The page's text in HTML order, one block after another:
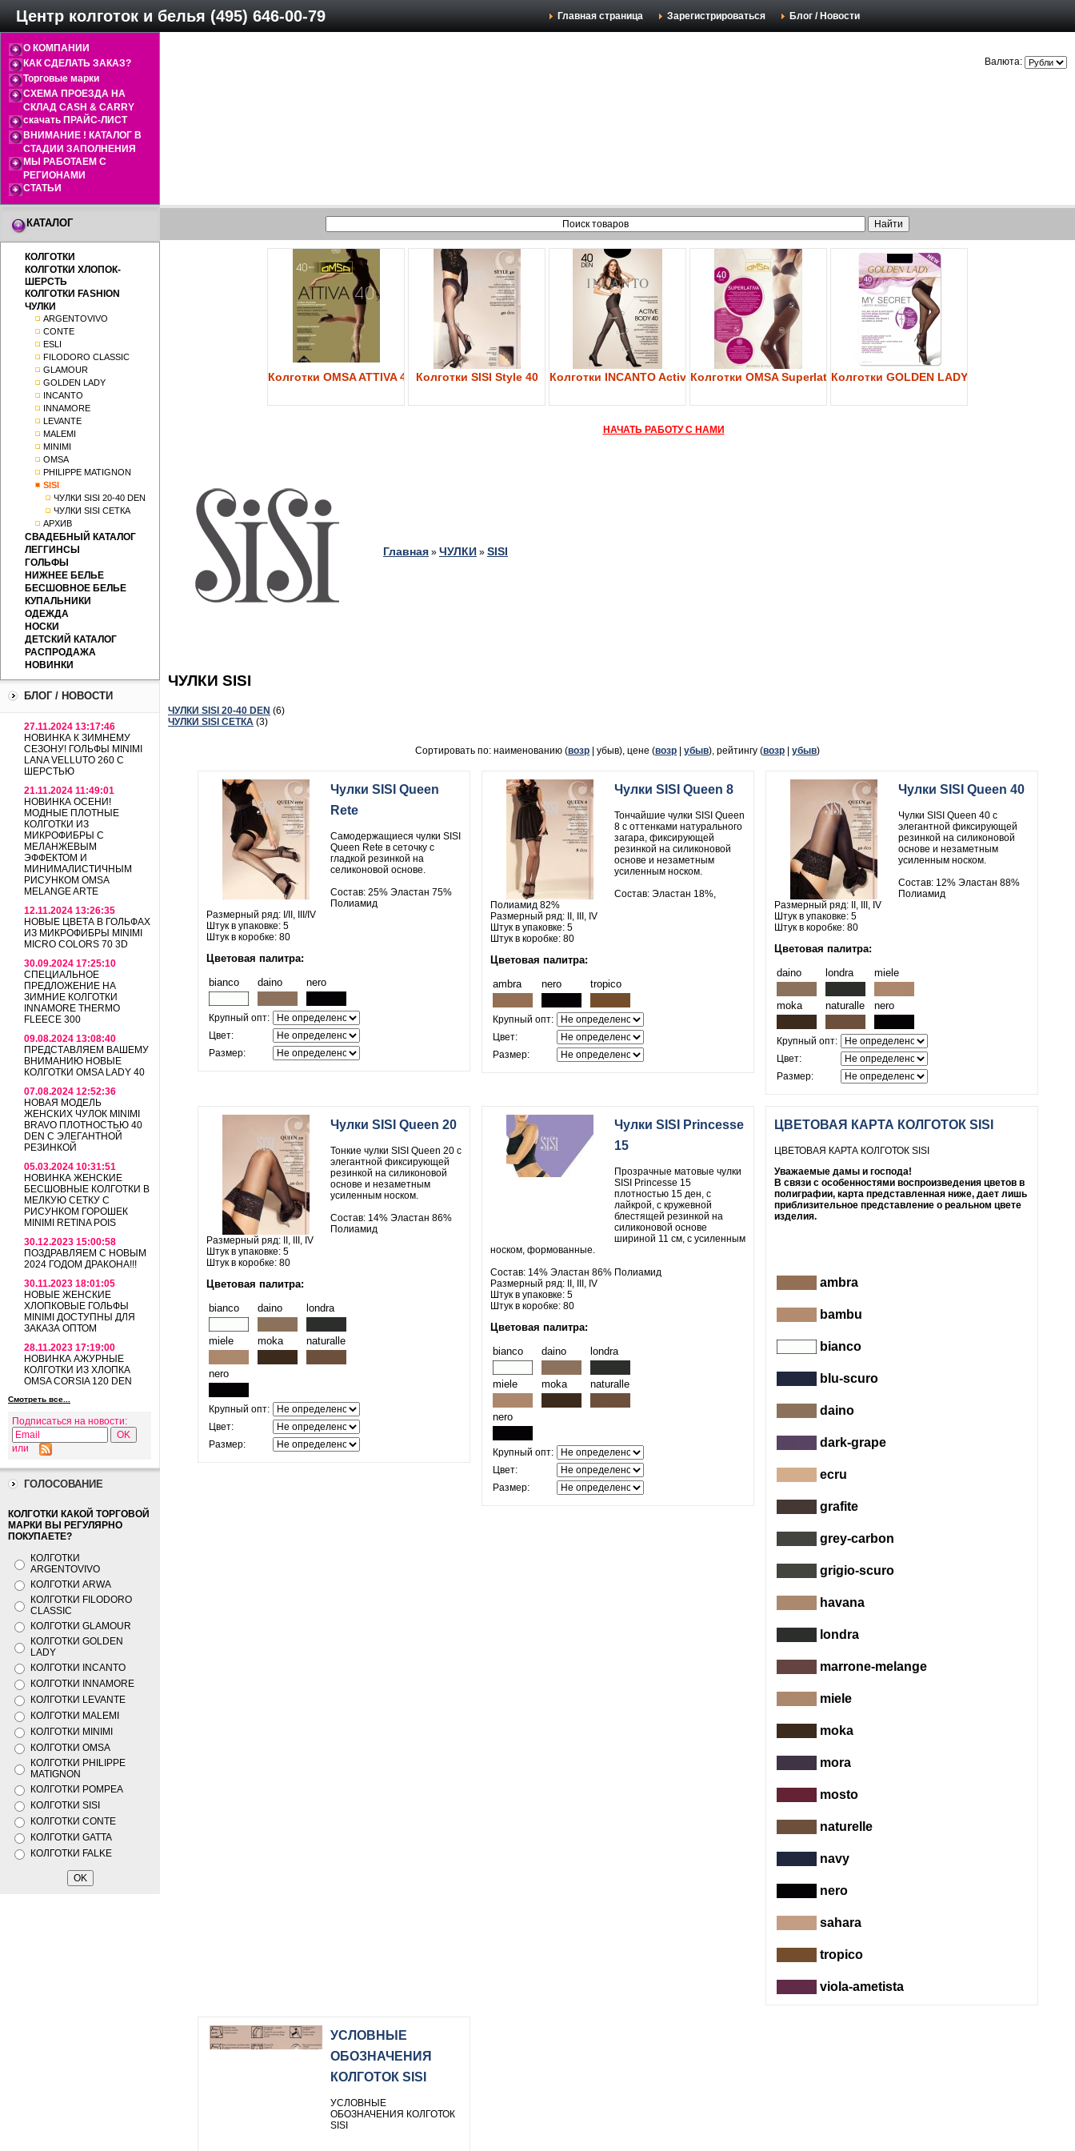
Центр колготок и белья (495) 646-00-79 Главная страница Зарегистрироваться Блог / Новости
О КОМПАНИИ
КАК СДЕЛАТЬ ЗАКАЗ?
Торговые марки
СХЕМА ПРОЕЗДА НА
СКЛАД CASH & CARRY
скачать ПРАЙС-ЛИСТ
ВНИМАНИЕ ! КАТАЛОГ В
СТАДИИ ЗАПОЛНЕНИЯ
МЫ РАБОТАЕМ С
РЕГИОНАМИ
СТАТЬИ
Валюта:
КАТАЛОГ
КОЛГОТКИ
КОЛГОТКИ ХЛОПОК-
ШЕРСТЬ
КОЛГОТКИ FASHION
ЧУЛКИ
ARGENTOVIVO
CONTE
ESLI
FILODORO CLASSIC
GLAMOUR
GOLDEN LADY
INCANTO
INNAMORE
LEVANTE
MALEMI
MINIMI
OMSA
PHILIPPE MATIGNON
SISI
ЧУЛКИ SISI 20-40 DEN
ЧУЛКИ SISI СЕТКА
АРХИВ
СВАДЕБНЫЙ КАТАЛОГ
ЛЕГГИНСЫ
ГОЛЬФЫ
НИЖНЕЕ БЕЛЬЕ
БЕСШОВНОЕ БЕЛЬЕ
КУПАЛЬНИКИ
ОДЕЖДА
НОСКИ
ДЕТСКИЙ КАТАЛОГ
РАСПРОДАЖА
НОВИНКИ
БЛОГ / НОВОСТИ
27.11.2024 13:17:46
НОВИНКА К ЗИМНЕМУ
СЕЗОНУ! ГОЛЬФЫ MINIMI
LANA VELLUTO 260 С
ШЕРСТЬЮ
21.11.2024 11:49:01
НОВИНКА ОСЕНИ!
МОДНЫЕ ПЛОТНЫЕ
КОЛГОТКИ ИЗ
МИКРОФИБРЫ С
МЕЛАНЖЕВЫМ
ЭФФЕКТОМ И
МИНИМАЛИСТИЧНЫМ
РИСУНКОМ OMSA
MELANGE ARTE
12.11.2024 13:26:35
НОВЫЕ ЦВЕТА В ГОЛЬФАХ
ИЗ МИКРОФИБРЫ MINIMI
MICRO COLORS 70 3D
30.09.2024 17:25:10
СПЕЦИАЛЬНОЕ
ПРЕДЛОЖЕНИЕ НА
ЗИМНИЕ КОЛГОТКИ
INNAMORE THERMO
FLEECE 300
09.08.2024 13:08:40
ПРЕДСТАВЛЯЕМ ВАШЕМУ
ВНИМАНИЮ НОВЫЕ
КОЛГОТКИ OMSA LADY 40
07.08.2024 12:52:36
НОВАЯ МОДЕЛЬ
ЖЕНСКИХ ЧУЛОК MINIMI
BRAVO ПЛОТНОСТЬЮ 40
DEN С ЭЛЕГАНТНОЙ
РЕЗИНКОЙ
05.03.2024 10:31:51
НОВИНКА ЖЕНСКИЕ
БЕСШОВНЫЕ КОЛГОТКИ В
МЕЛКУЮ СЕТКУ С
РИСУНКОМ ГОРОШЕК
MINIMI RETINA POIS
30.12.2023 15:00:58
ПОЗДРАВЛЯЕМ С НОВЫМ
2024 ГОДОМ ДРАКОНА!!!
30.11.2023 18:01:05
НОВЫЕ ЖЕНСКИЕ
ХЛОПКОВЫЕ ГОЛЬФЫ
MINIMI ДОСТУПНЫ ДЛЯ
ЗАКАЗА ОПТОМ
28.11.2023 17:19:00
НОВИНКА АЖУРНЫЕ
КОЛГОТКИ ИЗ ХЛОПКА
OMSA CORSIA 120 DEN
Смотреть все...
Подписаться на новости:
или
ГОЛОСОВАНИЕ
КОЛГОТКИ КАКОЙ ТОРГОВОЙ
МАРКИ ВЫ РЕГУЛЯРНО
ПОКУПАЕТЕ?
КОЛГОТКИ
ARGENTOVIVO
КОЛГОТКИ ARWA
КОЛГОТКИ FILODORO
CLASSIC
КОЛГОТКИ GLAMOUR
КОЛГОТКИ GOLDEN
LADY
КОЛГОТКИ INCANTO
КОЛГОТКИ INNAMORE
КОЛГОТКИ LEVANTE
КОЛГОТКИ MALEMI
КОЛГОТКИ MINIMI
КОЛГОТКИ OMSA
КОЛГОТКИ PHILIPPE
MATIGNON
КОЛГОТКИ POMPEA
КОЛГОТКИ SISI
КОЛГОТКИ CONTE
КОЛГОТКИ GATTA
КОЛГОТКИ FALKE
Колготки OMSA ATTIVA 40 Колготки SISI Style 40 Колготки INCANTO Active Body 40Колготки OMSA Superlativa 40Колготки GOLDEN LADY My Secret 40
НАЧАТЬ РАБОТУ С НАМИ
Главная » ЧУЛКИ » SISI
ЧУЛКИ SISI
ЧУЛКИ SISI 20-40 DEN (6)
ЧУЛКИ SISI СЕТКА (3)
Сортировать по: наименованию (возр | убыв), цене (возр убыв), рейтингу (возр убыв)
Чулки SISI Queen
Rete
Самодержащиеся чулки SISI
Queen Rete в сеточку с
гладкой резинкой на
селиконовой основе.
Состав: 25% Эластан 75%
Полиамид
Размерный ряд: I/II, III/IV
Штук в упаковке: 5
Штук в коробке: 80
Цветовая палитра:
bianco
daino nero
Крупный опт:
Цвет:
Размер:
Чулки SISI Queen 8
Тончайшие чулки SISI Queen
8 с оттенками натурального
загара, фиксирующей
резинкой на силиконовой
основе и незаметным
усиленным носком.
Состав: Эластан 18%,
Полиамид 82%
Размерный ряд: II, III, IV
Штук в упаковке: 5
Штук в коробке: 80
Цветовая палитра:
ambra
nero tropico
Крупный опт:
Цвет:
Размер:
Чулки SISI Queen 40
Чулки SISI Queen 40 с
элегантной фиксирующей
резинкой на силиконовой
основе и незаметным
усиленным носком.
Состав: 12% Эластан 88%
Полиамид
Размерный ряд: II, III, IV
Штук в упаковке: 5
Штук в коробке: 80
Цветовая палитра:
daino
londra miele
moka naturalle nero
Крупный опт:
Цвет:
Размер:
Чулки SISI Queen 20
Тонкие чулки SISI Queen 20 с
элегантной фиксирующей
резинкой на силиконовой
основе и незаметным
усиленным носком.
Состав: 14% Эластан 86%
Полиамид
Размерный ряд: II, III, IV
Штук в упаковке: 5
Штук в коробке: 80
Цветовая палитра:
bianco
daino londra
miele moka naturalle
nero
Крупный опт:
Цвет:
Размер:
Чулки SISI Princesse
15
Прозрачные матовые чулки
SISI Princesse 15
плотностью 15 ден, с
лайкрой, с кружевной
блестящей резинкой на
силиконовой основе
шириной 11 см, с усиленным
носком, формованные.
Состав: 14% Эластан 86% Полиамид
Размерный ряд: II, III, IV
Штук в упаковке: 5
Штук в коробке: 80
Цветовая палитра:
bianco
daino londra
miele moka naturalle
nero
Крупный опт:
Цвет:
Размер:
ЦВЕТОВАЯ КАРТА КОЛГОТОК SISI
ЦВЕТОВАЯ КАРТА КОЛГОТОК SISI
Уважаемые дамы и господа!
В связи с особенностями воспроизведения цветов в
полиграфии, карта представленная ниже, дает лишь
приблизительное представление о реальном цвете
изделия.
ambra
bambu
bianco
blu-scuro
daino
dark-grape
ecru
grafite
grey-carbon
grigio-scuro
havana
londra
marrone-melange
miele
moka
mora
mosto
naturelle
navy
nero
sahara
tropico
viola-ametista
УСЛОВНЫЕ
ОБОЗНАЧЕНИЯ
КОЛГОТОК SISI
УСЛОВНЫЕ
ОБОЗНАЧЕНИЯ КОЛГОТОК
SISI